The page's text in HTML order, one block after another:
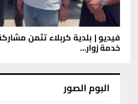
فيديو | بلدية كربلاء تثمن
خدمة زوار...
البوم الصور